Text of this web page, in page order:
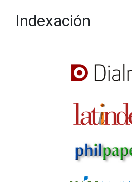
Indexación